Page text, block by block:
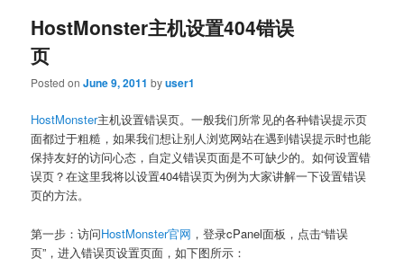
HostMonster主机设置404错误
页
Posted onJune 9, 2011 byuser1
HostMonster主机设置错误页。一般我们所常见的各种错误提示页
面都过于粗糙，如果我们想让别人浏览网站在遇到错误提示时也能
保持友好的访问心态，自定义错误页面是不可缺少的。如何设置错
误页？在这里我将以设置404错误页为例为大家讲解一下设置错误
页的方法。
第一步：访问HostMonster官网 ，登录cPanel面板，点击“错误
页”，进入错误页设置页面，如下图所示：